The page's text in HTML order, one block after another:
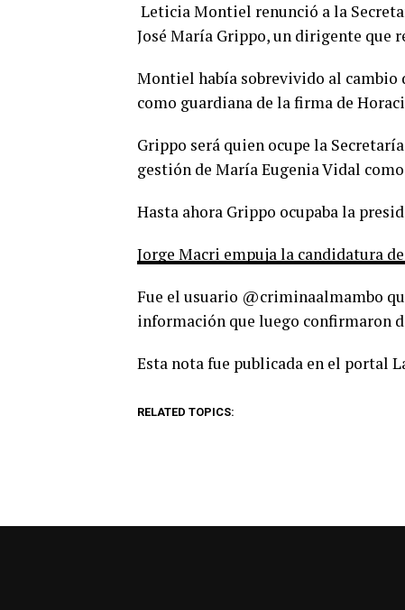
Leticia Montiel renunció a la
José María Grippo, un dirigente que
Montiel había sobrevivido al cambio
como guardiana de la firma de
Grippo será quien ocupe la
gestión de María Eugenia Vidal
Hasta ahora Grippo ocupaba la
Jorge Macri empuja la candidatura
Fue el usuario @criminaalmambo
información que luego confirmaron
Esta nota fue publicada en el portal
RELATED TOPICS: